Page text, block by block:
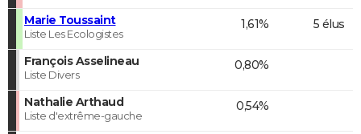
Marie Toussaint
Liste Les Ecologistes
1,61% 5 élus
François Asselineau
Liste Divers
0,80%
Nathalie Arthaud
Liste d'extrême-gauche
0,54%